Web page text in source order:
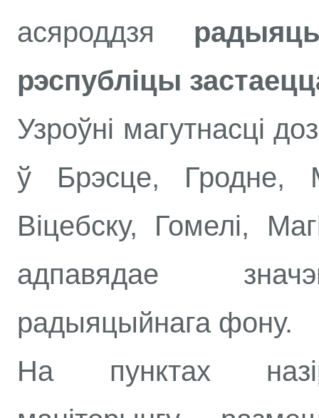
асяроддзя
рэспубліцы
Узроўні магутнасці
ў Брэсце, Гродне,
Віцебску, Гомелі,
адпавядае
радыяцыйнага фону.
На пунктах